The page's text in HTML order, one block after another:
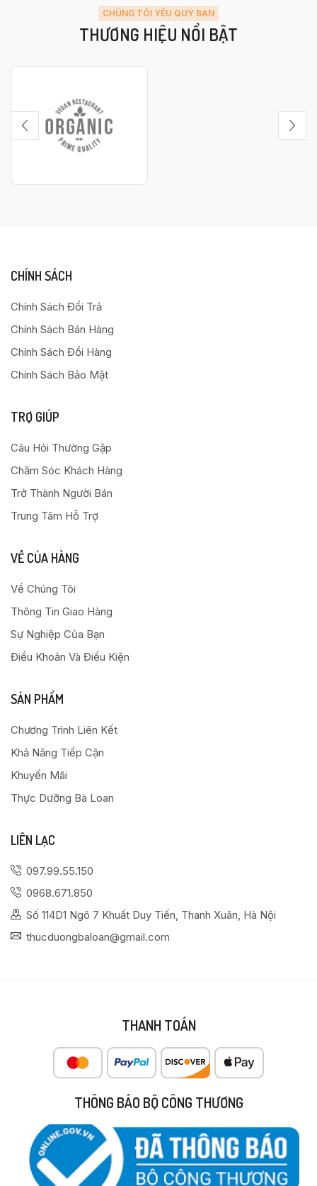
CHÚNG TÔI YÊU QUÝ BẠN
THƯƠNG HIỆU NỔI BẬT
CHÍNH SÁCH
Chính Sách Đổi Trả
Chính Sách Bán Hàng
Chính Sách Đổi Hàng
Chính Sách Bảo Mật
TRỢ GIÚP
Câu Hỏi Thường Gặp
Chăm Sóc Khách Hàng
Trở Thành Người Bán
Trung Tâm Hỗ Trợ
VỀ CỦA HÀNG
Về Chúng Tôi
Thông Tin Giao Hàng
Sự Nghiệp Của Bạn
Điều Khoản Và Điều Kiện
SẢN PHẨM
Chương Trình Liên Kết
Khả Năng Tiếp Cận
Khuyến Mãi
Thực Dưỡng Bà Loan
LIÊN LẠC
097.99.55.150
0968.671.850
Số 114D1 Ngõ 7 Khuất Duy Tiến, Thanh Xuân, Hà Nội
thucduongbaloan@gmail.com
THANH TOÁN
THÔNG BÁO BỘ CÔNG THƯƠNG